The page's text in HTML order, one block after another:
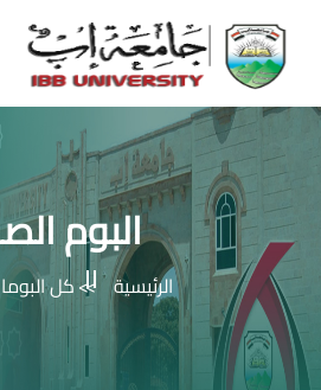
الرئيسية
عن الجامعة
البرامج الاكاديمية
خدمات الطالب
الكليات والمراكز
البوم
الرئيسية كل